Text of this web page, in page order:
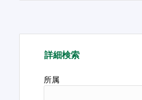
詳細検索
所属